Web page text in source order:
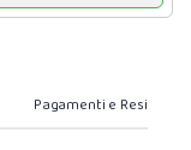
Pagamenti e Resi